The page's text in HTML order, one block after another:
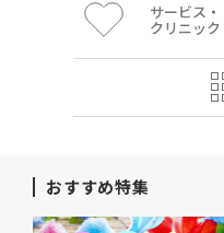
サービス・
クリニック
おすすめ特集